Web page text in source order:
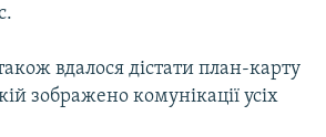
вдалося дістати план-карту
зображено комунікації усіх